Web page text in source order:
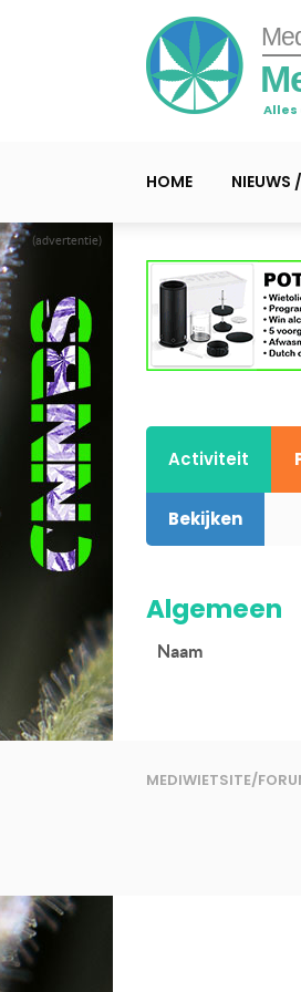
(advertentie)
Alles
HOME NIEUWS
Activiteit
Bekijken
Algemeen
Naam
MEDIWIETSITE/